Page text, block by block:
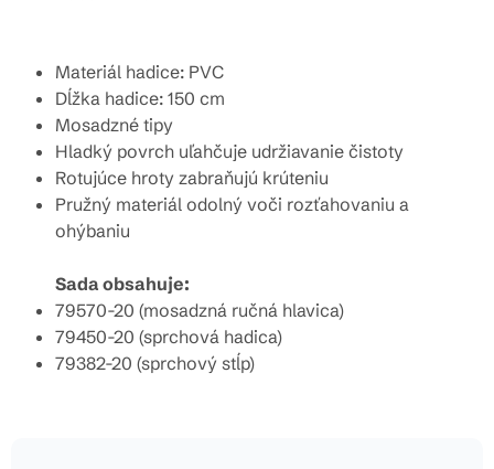
Materiál hadice: PVC
Dĺžka hadice: 150 cm
Mosadzné tipy
Hladký povrch uľahčuje udržiavanie čistoty
Rotujúce hroty zabraňujú krúteniu
Pružný materiál odolný voči rozťahovaniu a
ohýbaniu
Sada obsahuje:
79570-20 (mosadzná ručná hlavica)
79450-20 (sprchová hadica)
79382-20 (sprchový stĺp)